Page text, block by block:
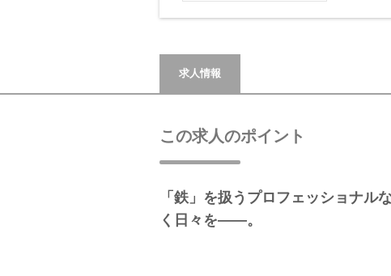
求人情報
この求人のポイント
「鉄」を扱うプロフェッショナル
く日々を――。